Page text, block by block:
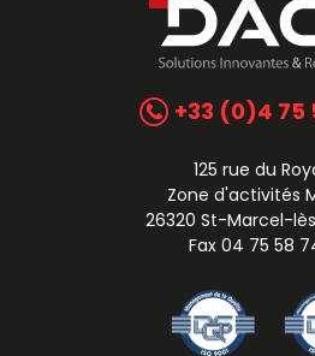
+33 (0)4 75
125 rue du
Zone d'activités
26320 St-Marcel-
Fax 04 75 58